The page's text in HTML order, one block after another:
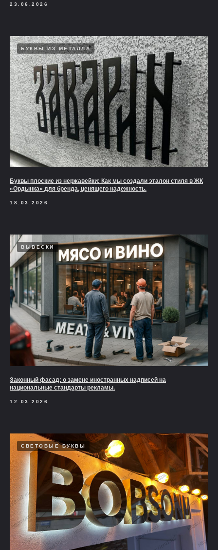
23.06.2026
БУКВЫ ИЗ МЕТАЛЛА
Буквы плоские из нержавейки: Как мы создали эталон стиля в ЖК
«Ордынка» для бренда, ценящего надежность.
18.03.2026
ВЫВЕСКИ
Законный фасад: о замене иностранных надписей на
национальные стандарты рекламы.
12.03.2026
СВЕТОВЫЕ БУКВЫ